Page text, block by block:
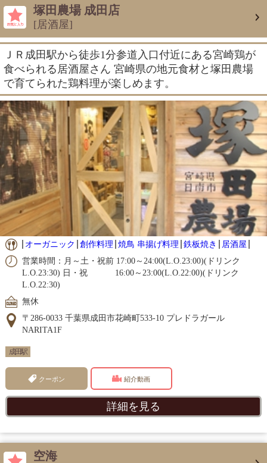
塚田農場 成田店
[居酒屋]
ＪＲ成田駅から徒歩1分参道入口付近にある宮崎鶏が
食べられる居酒屋さん 宮崎県の地元食材と塚田農場
で育てられた鶏料理が楽しめます。
オーガニック 創作料理 焼鳥 串揚げ料理 鉄板焼き
居酒屋
営業時間：月～土・祝前 17:00～24:00(L.O.23:00)(ドリンク
L.O.23:30) 日・祝 16:00～23:00(L.O.22:00)(ドリンク
L.O.22:30)
無休
〒286-0033 千葉県成田市花崎町533-10 プレドラガール
NARITA1F
成田駅
クーポン 紹介動画
詳細を見る
空海